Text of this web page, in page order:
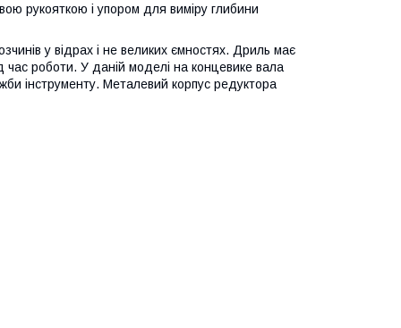
рукояткою і упором для виміру глибини
у відрах і не великих ємностях. Дриль має
час роботи. У даній моделі на концевике вала
інструменту. Металевий корпус редуктора